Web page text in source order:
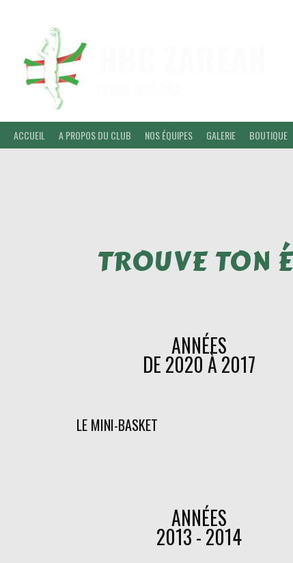
ACCUEIL A PROPOS DU CLUB NOS ÉQUIPES GALERIE BOUTIQUE
TROUVE TON
ANNÉES
DE 2020 À 2017
LE MINI-BASKET
ANNÉES
2013 - 2014